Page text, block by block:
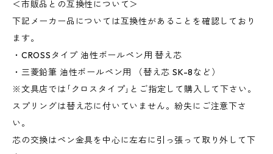
＜市販品との互換性について＞
下記メーカー品については互換性があることを確認しており
ます。
・CROSSタイプ 油性ボールペン用 替え芯
・三菱鉛筆 油性ボールペン用 （替え芯 SK-8など）
※文具店では｢クロスタイプ｣とご指定して購入して下さい。
スプリングは替え芯に付いていません。紛失にご注意下さ
い。
芯の交換はペン金具を中心に左右に引っ張って取り外して下